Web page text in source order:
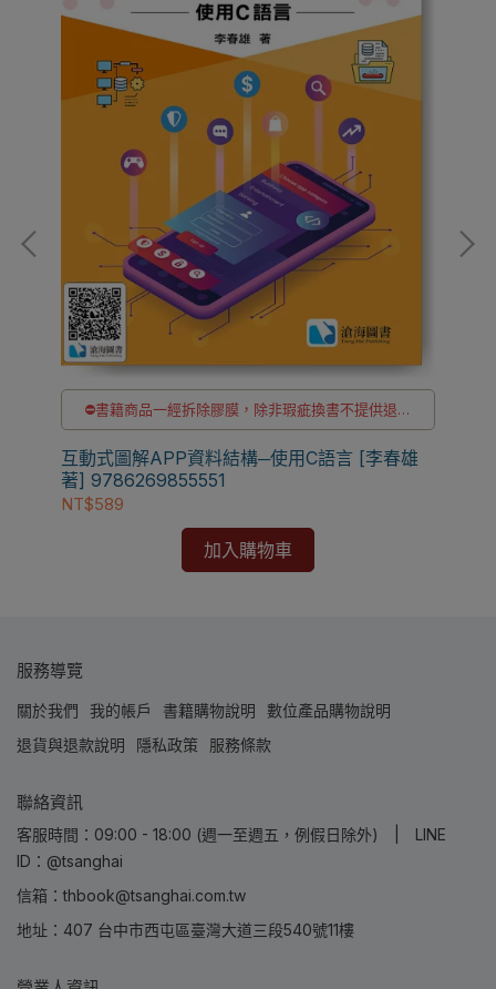
⛔書籍商品一經拆除膠膜，除非瑕疵換書不提供退貨
與退款
✅訂購數量5本以上另有優惠，請洽LINE客服訂購
互動式圖解APP資料結構─使用C語言 [李春雄
著] 9786269855551
NT$589
加入購物車
服務導覽
關於我們 我的帳戶 書籍購物說明
數位產品購物說明
退貨與退款說明
隱私政策 服務條款
聯絡資訊
客服時間：09:00 - 18:00 (週一至週五，例假日除外) | LINE
ID：@tsanghai
信箱：thbook@tsanghai.com.tw
地址：407 台中市西屯區臺灣大道三段540號11樓